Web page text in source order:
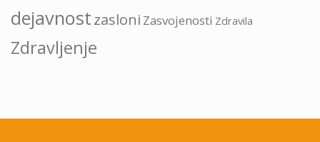
dejavnostzasloni Zasvojenosti Zdravila
Zdravljenje